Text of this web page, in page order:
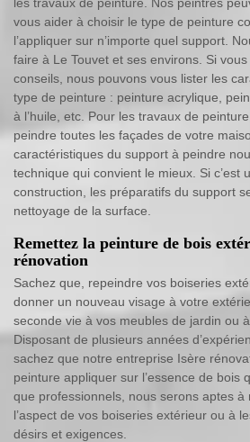
vous aider à choisir le type de peinture
l’appliquer sur n’importe quel support.
faire à Le Touvet et ses environs. Si
conseils, nous pouvons vous lister les
type de peinture : peinture acrylique,
à l’huile, etc. Pour les travaux de
peindre toutes les façades de votre
caractéristiques du support à peindre
technique qui convient le mieux. Si c’est
construction, les préparatifs du support
nettoyage de la surface.
Remettez la peinture de bois
rénovation
Sachez que, repeindre vos boiseries
donner un nouveau visage à votre
seconde vie à vos meubles de jardin ou
Disposant de plusieurs années
sachez que notre entreprise Isère
peinture appliquer sur l’essence de bois
que professionnels, nous serons aptes à
l’aspect de vos boiseries extérieur ou à
désirs et exigences.